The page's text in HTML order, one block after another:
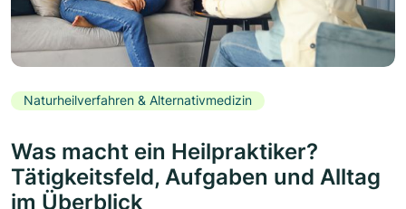
Naturheilverfahren & Alternativmedizin
Was macht ein Heilpraktiker?
Tätigkeitsfeld, Aufgaben und Alltag
im Überblick